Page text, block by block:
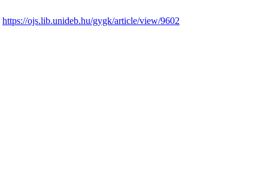
https://ojs.lib.unideb.hu/gygk/article/view/9602